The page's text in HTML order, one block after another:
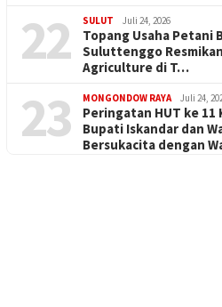
22 SULUT Juli 24, 2026
Topang Usaha Petani
Suluttenggo
Agriculture di T…
23 MONGONDOW RAYA Juli 24,
Peringatan HUT ke 11
Bupati Iskandar dan
Bersukacita dengan